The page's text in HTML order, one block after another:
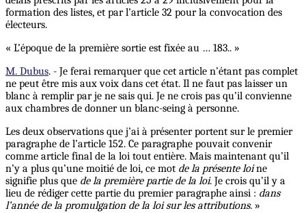
formation des listes, et par l’article 32 pour la convocation des
électeurs.
« L’époque de la première sortie est fixée au … 183.. »
M. Dubus. - Je ferai remarquer que cet article n’étant pas complet
ne peut être mis aux voix dans cet état. Il ne faut pas laisser un
blanc à remplir par je ne sais qui. Je ne crois pas qu’il convienne
aux chambres de donner un blanc-seing à personne.
Les deux observations que j’ai à présenter portent sur le premier
paragraphe de l’article 152. Ce paragraphe pouvait convenir
comme article final de la loi tout entière. Mais maintenant qu’il
n’y a plus qu’une moitié de loi, ce mot de la présente loine
signifie plus que de la première partie de la loi. Je crois qu’il y a
lieu de rédiger cette partie du premier paragraphe ainsi : dans
l’année de la promulgation de la loi sur les attributions. »